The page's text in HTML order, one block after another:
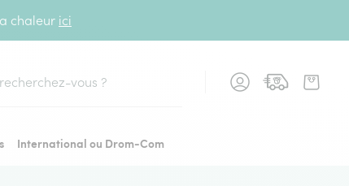
chaleur ici
International ou Drom-Com